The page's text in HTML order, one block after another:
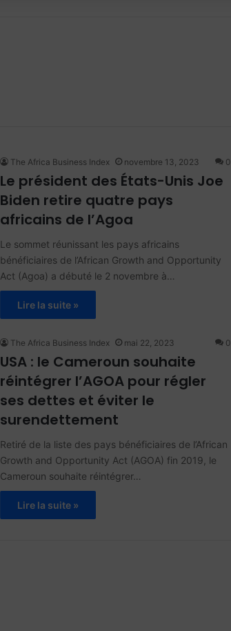
The Africa Business Index novembre 13, 2023 0
Le président des États-Unis Joe
Biden retire quatre pays
africains de l’Agoa
Le sommet réunissant les pays africains
bénéficiaires de l’African Growth and Opportunity
Act (Agoa) a débuté le 2 novembre à…
Lire la suite »
The Africa Business Index mai 22, 2023 0
USA : le Cameroun souhaite
réintégrer l’AGOA pour régler
ses dettes et éviter le
surendettement
Retiré de la liste des pays bénéficiaires de l’African
Growth and Opportunity Act (AGOA) fin 2019, le
Cameroun souhaite réintégrer…
Lire la suite »